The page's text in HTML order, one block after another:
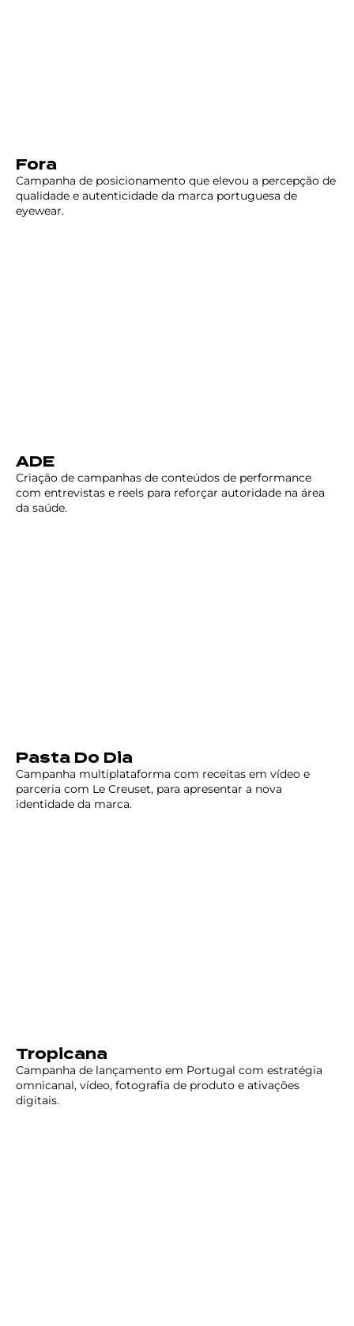
Fora
Campanha de posicionamento que elevou a percepção de
qualidade e autenticidade da marca portuguesa de
eyewear.
ADE
Criação de campanhas de conteúdos de performance
com entrevistas e reels para reforçar autoridade na área
da saúde.
Pasta Do Dia
Campanha multiplataforma com receitas em vídeo e
parceria com Le Creuset, para apresentar a nova
identidade da marca.
Tropicana
Campanha de lançamento em Portugal com estratégia
omnicanal, vídeo, fotografia de produto e ativações
digitais.